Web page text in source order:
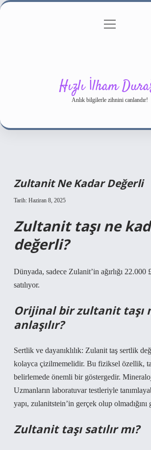
Gizlilik Politikası
menüyü
Hızlı İlham
Anlık bilgilerle zihnini canlandır!
Zultanit Ne Kadar Değerli
Tarih: Haziran 8, 2025
Zultanit taşı ne
değerli?
Dünyada, sadece Zulanit’in ağırlığı 22.000
satılıyor.
Orijinal bir zultanit taşı
anlaşılır?
Sertlik ve dayanıklılık: Zulanit taş sertlik
kolayca çizilmemelidir. Bu fiziksel özellik,
belirlemede önemli bir göstergedir.
Uzmanların laboratuvar testleriyle
yapı, zulanitstein’in gerçek olup olmadığını
Zultanit taşı satılır mı?